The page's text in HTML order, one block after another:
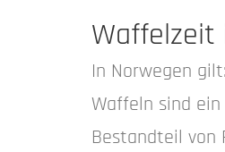
Waffelzeit
In Norwegen
Waffeln sind
Bestandteil von